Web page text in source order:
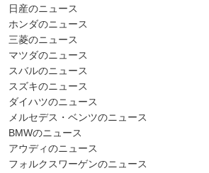
日産のニュース
ホンダのニュース
三菱のニュース
マツダのニュース
スバルのニュース
スズキのニュース
ダイハツのニュース
メルセデス・ベンツのニュース
BMWのニュース
アウディのニュース
フォルクスワーゲンのニュース